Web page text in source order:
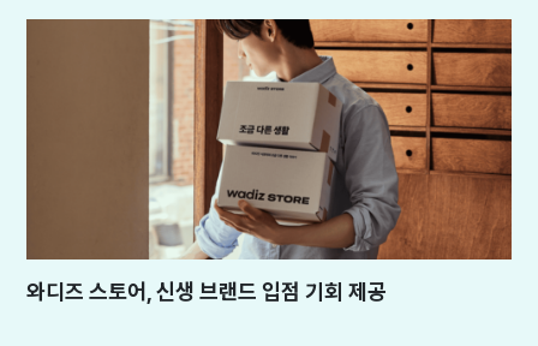
와디즈 스토어, 신생 브랜드 입점 기회 제공